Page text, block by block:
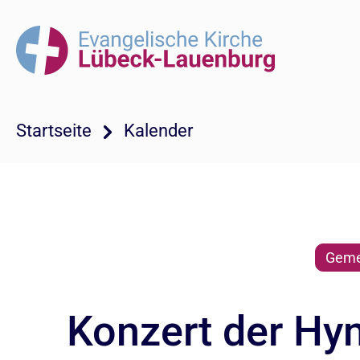
Startseite Kalender
Konzert der